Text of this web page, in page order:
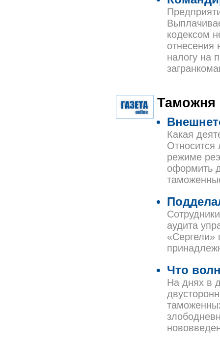
кодексом
отнесения
налогу на
Таможня
Какая
Относится
режиме
оформить
аудита
«Сергели»
Что
На днях в